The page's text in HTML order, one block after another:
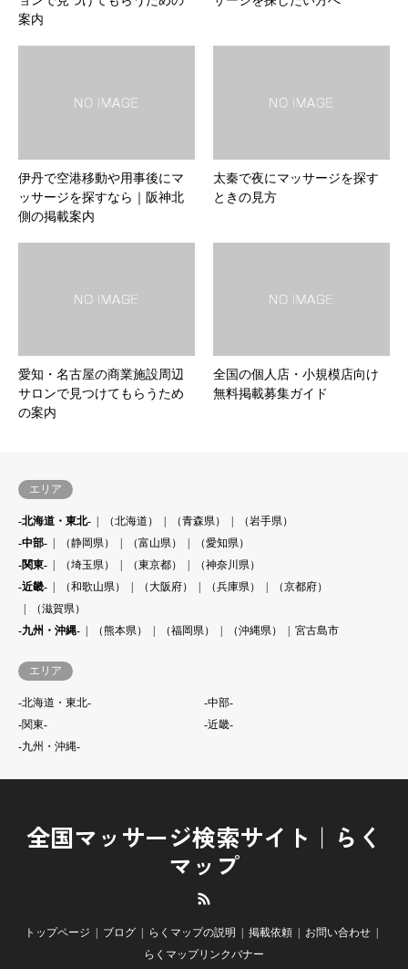
案内
伊丹で空港移動や用事後にマ
ッサージを探すなら｜阪神北
側の掲載案内
太秦で夜にマッサージを探す
ときの見方
愛知・名古屋の商業施設周辺
サロンで見つけてもらうため
の案内
全国の個人店・小規模店向け
無料掲載募集ガイド
エリア
-北海道・東北- （北海道） （青森県）
（岩手県）
-中部-
（静岡県） （富山県）
（愛知県）
-関東-
（埼玉県） （東京都）
（神奈川県）
-近畿-
（和歌山県） （大阪府） （兵庫県）
（京都府）
（滋賀県）
-九州・沖縄-
（熊本県） （福岡県） （沖縄県） 宮古島市
エリア
-北海道・東北-
-中部-
-関東-
-近畿-
-九州・沖縄-
全国マッサージ検索サイト｜らく
マップ
トップページ ブログ らくマップの説明 掲載依頼
お問い合わせ
らくマップリンクバナー